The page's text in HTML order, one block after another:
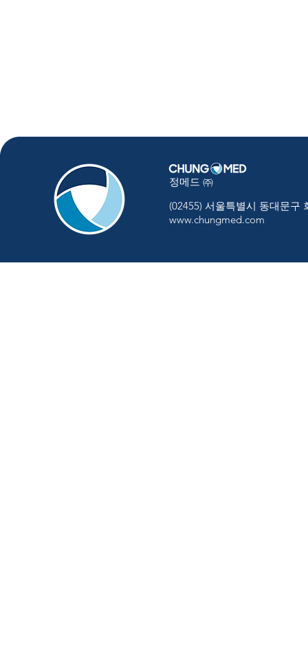
정메드 ㈜
(02455) 서울특별시 동대문구
www.chungmed.com